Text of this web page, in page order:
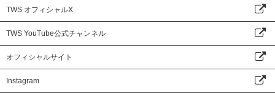
TWS オフィシャルX
TWS YouTube公式チャンネル
オフィシャルサイト
Instagram